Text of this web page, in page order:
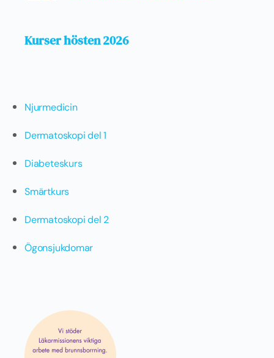
Kurser hösten 2026
Njurmedicin
Dermatoskopi del 1
Diabeteskurs
Smärtkurs
Dermatoskopi del 2
Ögonsjukdomar